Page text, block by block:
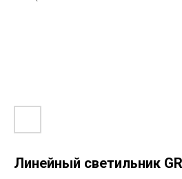
Линейный светильник